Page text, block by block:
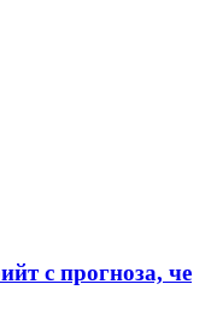
с прогноза, че